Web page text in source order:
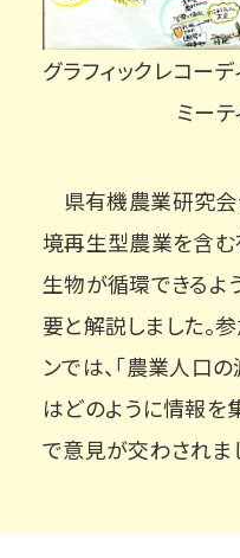
グラフィックレコー
ミー
県有機農業研究
境再生型農業を含
生物が循環できるよ
要と解説しました。
ンでは、「農業人口
はどのように情報を
で意見が交わされま